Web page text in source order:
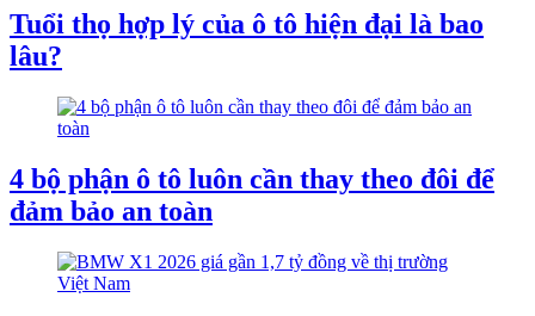
Tuổi thọ hợp lý của ô tô hiện đại là bao
lâu?
4 bộ phận ô tô luôn cần thay theo đôi để
đảm bảo an toàn